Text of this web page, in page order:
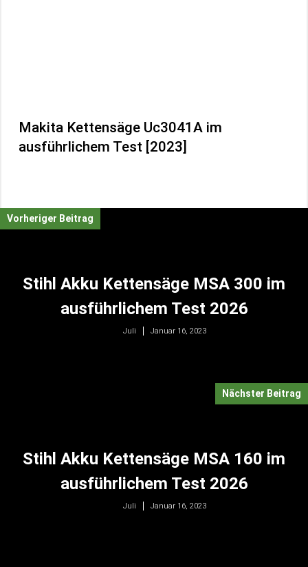
Makita Kettensäge Uc3041A im
ausführlichem Test [2023]
Vorheriger Beitrag
Stihl Akku Kettensäge MSA 300 im
ausführlichem Test 2026
Juli Januar 16, 2023
Nächster Beitrag
Stihl Akku Kettensäge MSA 160 im
ausführlichem Test 2026
Juli Januar 16, 2023